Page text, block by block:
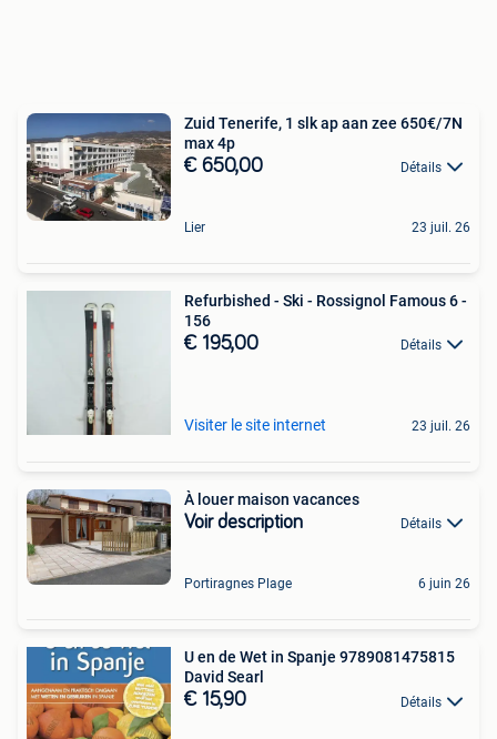
Zuid Tenerife, 1 slk ap aan zee 650€/7N
max 4p
€ 650,00 Détails
Lier 23 juil. 26
Refurbished - Ski - Rossignol Famous 6 -
156
€ 195,00 Détails
Visiter le site internet 23 juil. 26
À louer maison vacances
Voir description Détails
Portiragnes Plage 6 juin 26
U en de Wet in Spanje 9789081475815
David Searl
€ 15,90 Détails